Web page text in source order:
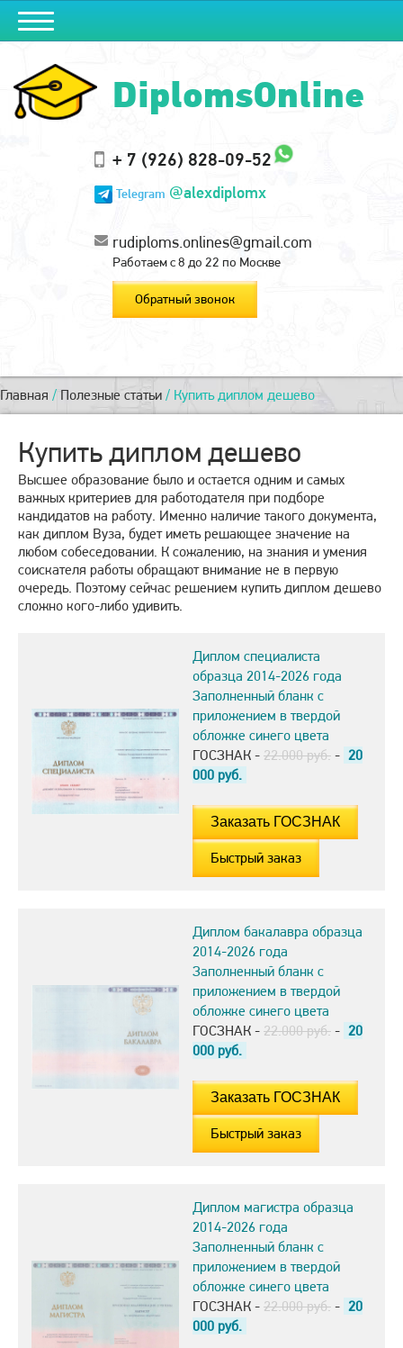
DiplomsOnline
+ 7 (926) 828-09-52
Telegram @alexdiplomx
rudiploms.onlines@gmail.com
Работаем с 8 до 22 по Москве
Обратный звонок
Главная / Полезные статьи / Купить диплом дешево
Купить диплом дешево
Высшее образование было и остается одним и самых
важных критериев для работодателя при подборе
кандидатов на работу. Именно наличие такого документа,
как диплом Вуза, будет иметь решающее значение на
любом собеседовании. К сожалению, на знания и умения
соискателя работы обращают внимание не в первую
очередь. Поэтому сейчас решением купить диплом дешево
сложно кого-либо удивить.
Диплом специалиста
образца 2014-2026 года
Заполненный бланк с
приложением в твердой
обложке синего цвета
ГОСЗНАК - 22.000 руб. - 20
000 руб.
Быстрый заказ
Диплом бакалавра образца
2014-2026 года
Заполненный бланк с
приложением в твердой
обложке синего цвета
ГОСЗНАК - 22.000 руб. - 20
000 руб.
Быстрый заказ
Диплом магистра образца
2014-2026 года
Заполненный бланк с
приложением в твердой
обложке синего цвета
ГОСЗНАК - 22.000 руб. - 20
000 руб.